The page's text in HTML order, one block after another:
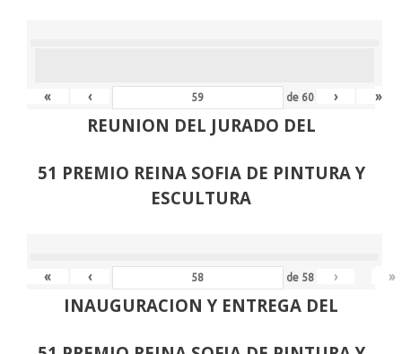
« ‹ de 60 › »
REUNION DEL JURADO DEL
51 PREMIO REINA SOFIA DE PINTURA Y
ESCULTURA
« ‹ de 58 › »
INAUGURACION Y ENTREGA DEL